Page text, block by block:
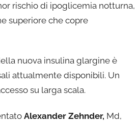
rischio di ipoglicemia notturna,
superiore che copre
nuova insulina glargine è
attualmente disponibili. Un
su larga scala.
Alexander Zehnder, Md,